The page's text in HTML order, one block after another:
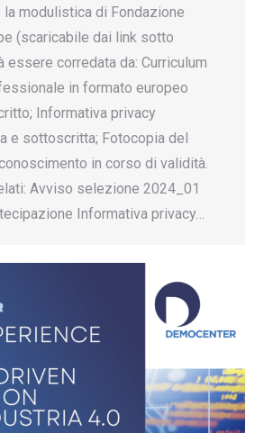
modulistica di Fondazione
(scaricabile dai link sotto
essere corredata da: Curriculum
in formato europeo
Informativa privacy
e sottoscritta; Fotocopia del
in corso di validità.
Avviso selezione 2024_01
Informativa privacy…